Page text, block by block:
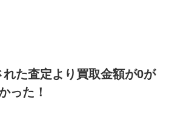
た査定より買取金額が0が
った！